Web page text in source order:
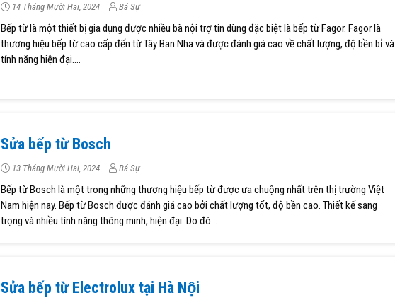
14 Tháng Mười Hai, 2024 Bá Sự
Bếp từ là một thiết bị gia dụng được nhiều bà nội trợ tin dùng đặc biệt là bếp từ Fagor. Fagor là
thương hiệu bếp từ cao cấp đến từ Tây Ban Nha và được đánh giá cao về chất lượng, độ bền bỉ và
tính năng hiện đại....
Sửa bếp từ Bosch
13 Tháng Mười Hai, 2024 Bá Sự
Bếp từ Bosch là một trong những thương hiệu bếp từ được ưa chuộng nhất trên thị trường Việt
Nam hiện nay. Bếp từ Bosch được đánh giá cao bởi chất lượng tốt, độ bền cao. Thiết kế sang
trọng và nhiều tính năng thông minh, hiện đại. Do đó...
Sửa bếp từ Electrolux tại Hà Nội